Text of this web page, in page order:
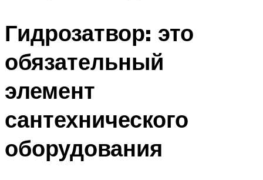
Гидрозатвор: это
обязательный
элемент
сантехнического
оборудования